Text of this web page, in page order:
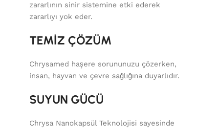
zararlının sinir sistemine etki ederek
zararlıyı yok eder.
TEMİZ ÇÖZÜM
Chrysamed haşere sorununuzu çözerken,
insan, hayvan ve çevre sağlığına duyarlıdır.
SUYUN GÜCÜ
Chrysa Nanokapsül Teknolojisi sayesinde